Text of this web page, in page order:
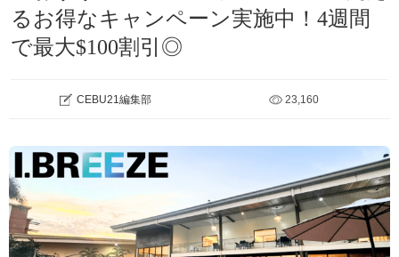
るお得なキャンペーン実施中！4週間
で最大$100割引◎
CEBU21編集部 23,160